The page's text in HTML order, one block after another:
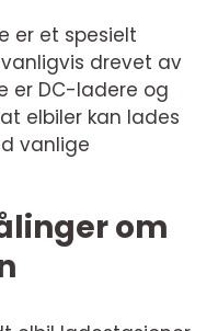
er et spesielt
drevet av
er DC-ladere og
elbiler kan lades
vanlige
om